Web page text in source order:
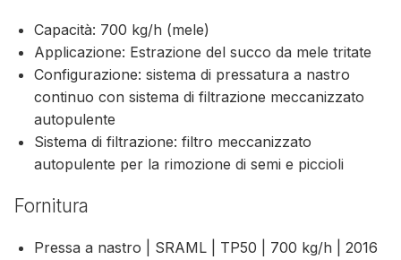
Capacità: 700 kg/h (mele)
Applicazione: Estrazione del succo da mele tritate
Configurazione: sistema di pressatura a nastro
continuo con sistema di filtrazione meccanizzato
autopulente
Sistema di filtrazione: filtro meccanizzato
autopulente per la rimozione di semi e piccioli
Fornitura
Pressa a nastro | SRAML | TP50 | 700 kg/h | 2016